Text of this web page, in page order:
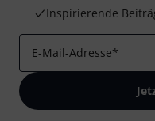
Inspirierende
E-Mail-Adresse*